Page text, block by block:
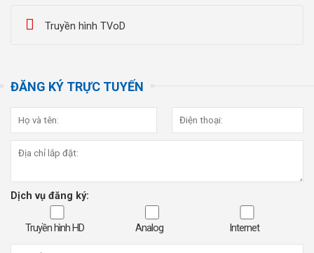
Truyền hình TVoD
ĐĂNG KÝ TRỰC TUYẾN
Dịch vụ đăng ký:
Truyền hình HD Analog Internet